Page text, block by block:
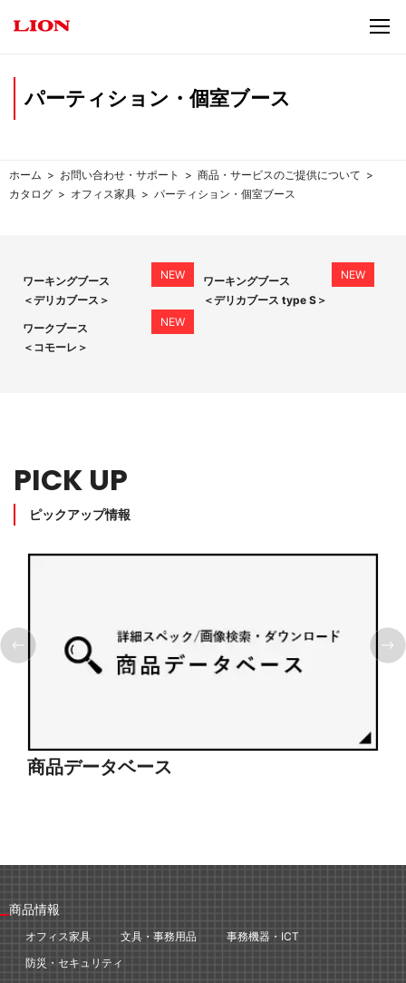
パーティション・個室ブース
ホーム お問い合わせ・サポート
商品・サービスのご提供について
カタログ
オフィス家具 パーティション・個室ブース
ワーキングブース
＜デリカブース＞
ワーキングブース
＜デリカブース type S＞
ワークブース
＜コモーレ＞
PICK UP
ピックアップ情報
商品データベース
商品情報
オフィス家具 文具・事務用品
事務機器・ICT
防災・セキュリティ